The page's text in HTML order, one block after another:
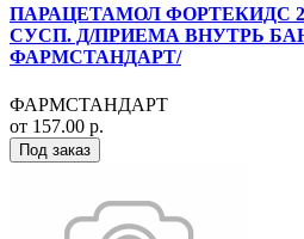
ПАРАЦЕТАМОЛ ФОРТЕКИДС
СУСП. Д/ПРИЕМА ВНУТРЬ
ФАРМСТАНДАРТ/
ФАРМСТАНДАРТ
от 157.00 р.
Под заказ